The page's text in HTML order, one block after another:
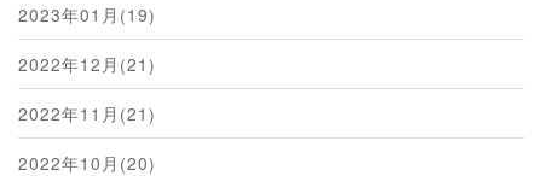
2023年01月(19)
2022年12月(21)
2022年11月(21)
2022年10月(20)